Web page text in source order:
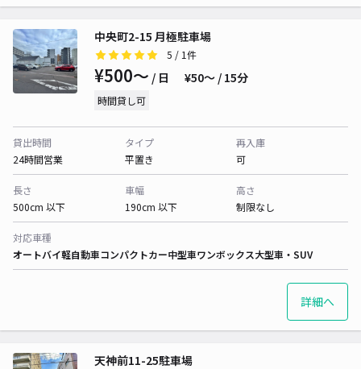
中央町2-15 月極駐車場
5 / 1件
¥500〜 / 日 ¥50〜 / 15分
時間貸し可
貸出時間
24時間営業
タイプ
平置き
再入庫
可
長さ
500cm 以下
車幅
190cm 以下
高さ
制限なし
対応車種
オートバイ軽自動車コンパクトカー中型車ワンボックス大型車・SUV
詳細へ
天神前11-25駐車場